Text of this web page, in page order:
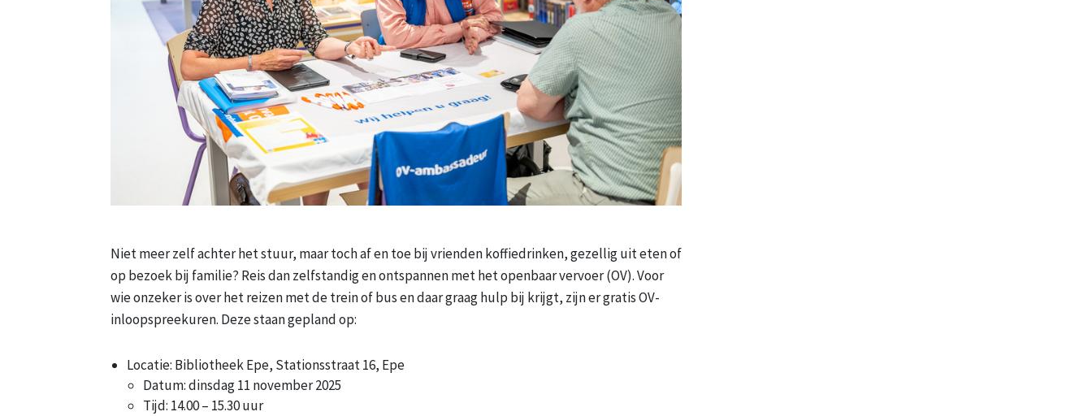
Niet meer zelf achter het stuur, maar toch af en toe bij vrienden koffiedrinken, gezellig uit eten of
op bezoek bij familie? Reis dan zelfstandig en ontspannen met het openbaar vervoer (OV). Voor
wie onzeker is over het reizen met de trein of bus en daar graag hulp bij krijgt, zijn er gratis OV-
inloopspreekuren. Deze staan gepland op:
Locatie: Bibliotheek Epe, Stationsstraat 16, Epe
Datum: dinsdag 11 november 2025
Tijd: 14.00 – 15.30 uur